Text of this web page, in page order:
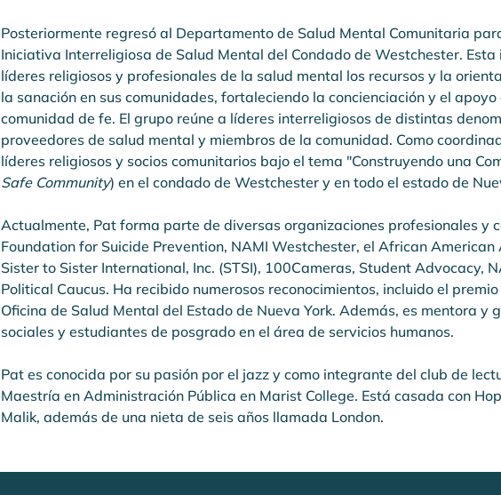
Posteriormente regresó al Departamento de Salud Mental Comunitaria
Iniciativa Interreligiosa de Salud Mental del Condado de Westchester.
líderes religiosos y profesionales de la salud mental los recursos y la
la sanación en sus comunidades, fortaleciendo la concienciación y el
comunidad de fe. El grupo reúne a líderes interreligiosos de distintas
proveedores de salud mental y miembros de la comunidad. Como
líderes religiosos y socios comunitarios bajo el tema "Construyendo una
Safe Community) en el condado de Westchester y en todo el estado de
Actualmente, Pat forma parte de diversas organizaciones profesionales y
Foundation for Suicide Prevention, NAMI Westchester, el African
Sister to Sister International, Inc. (STSI), 100Cameras, Student Advocacy,
Political Caucus. Ha recibido numerosos reconocimientos, incluido el
Oficina de Salud Mental del Estado de Nueva York. Además, es mentora
sociales y estudiantes de posgrado en el área de servicios humanos.
Pat es conocida por su pasión por el jazz y como integrante del club de
Maestría en Administración Pública en Marist College. Está casada con
Malik, además de una nieta de seis años llamada London.